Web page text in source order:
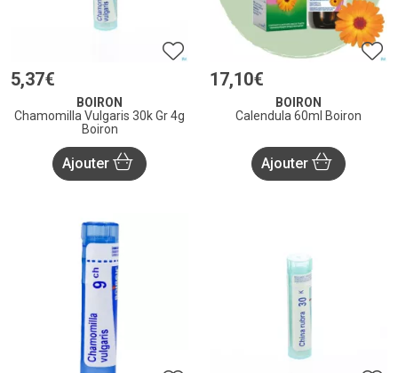
5,37€
BOIRON
Chamomilla Vulgaris 30k Gr 4g
Boiron
Ajouter
17,10€
BOIRON
Calendula 60ml Boiron
Ajouter